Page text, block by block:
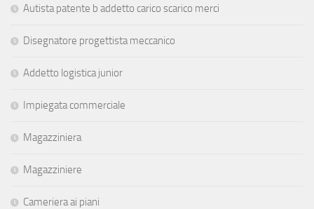
Autista patente b addetto carico scarico merci
Disegnatore progettista meccanico
Addetto logistica junior
Impiegata commerciale
Magazziniera
Magazziniere
Cameriera ai piani